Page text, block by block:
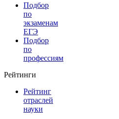
Подбор
по
экзаменам
ЕГЭ
Подбор
по
профессиям
Рейтинги
Рейтинг
отраслей
науки